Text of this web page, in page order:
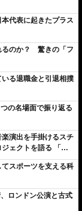
代表に起きたプラス
るのか？ 驚きの「フ
る退職金と引退相撲
の名場面で振り返る
演出を手掛けるスチ
ェクトを語る 「楽
線だから」
スポーツを支える科
ロンドン公演と古式